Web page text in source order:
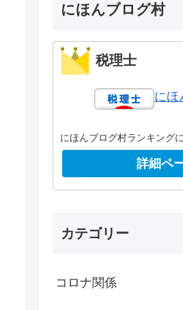
にほんブログ村
税理士
にほ
にほんブログ村ランキング
詳細ペ
カテゴリー
コロナ関係